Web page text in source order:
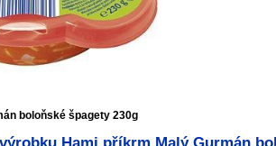
boloňské špagety 230g